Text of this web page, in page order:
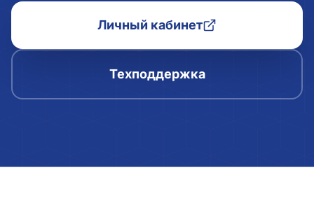
Личный кабинет
Техподдержка